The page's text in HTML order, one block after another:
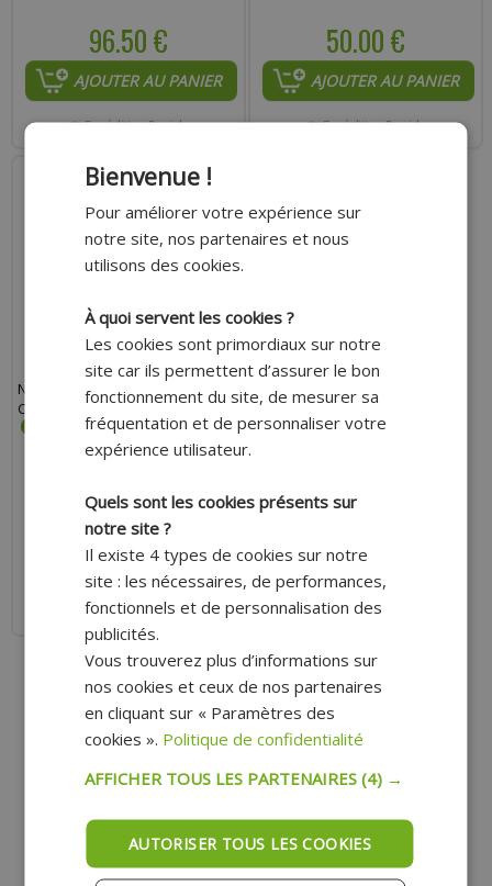
96.50 €
AJOUTER AU PANIER
Expédition Rapide
50.00 €
AJOUTER AU PANIER
Expédition Rapide
NETTOYANT GS27 250ML POUR
CASQUE ET VISIÈRE EXTÉRIEUR
13.10 €
AJOUTER AU PANIER
Expédition Rapide
Bienvenue !
Pour améliorer votre expérience sur
notre site, nos partenaires et nous
utilisons des cookies.
À quoi servent les cookies ?
Les cookies sont primordiaux sur notre
site car ils permettent d’assurer le bon
fonctionnement du site, de mesurer sa
fréquentation et de personnaliser votre
expérience utilisateur.
Quels sont les cookies présents sur
notre site ?
Il existe 4 types de cookies sur notre
site : les nécessaires, de performances,
fonctionnels et de personnalisation des
publicités.
Vous trouverez plus d’informations sur
nos cookies et ceux de nos partenaires
en cliquant sur « Paramètres des
cookies ». Politique de confidentialité
AFFICHER TOUS LES PARTENAIRES(4) →
AUTORISER TOUS LES COOKIES